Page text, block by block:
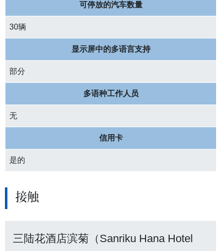
可停放的汽车数量
30辆
显示屏中的多语言支持
部分
多语种工作人员
无
信用卡
是的
接触
三陆花酒店滨菊（Sanriku Hana Hotel